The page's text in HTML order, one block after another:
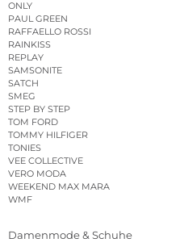
ONLY
PAUL GREEN
RAFFAELLO ROSSI
RAINKISS
REPLAY
SAMSONITE
SATCH
SMEG
STEP BY STEP
TOM FORD
TOMMY HILFIGER
TONIES
VEE COLLECTIVE
VERO MODA
WEEKEND MAX MARA
WMF
Damenmode & Schuhe